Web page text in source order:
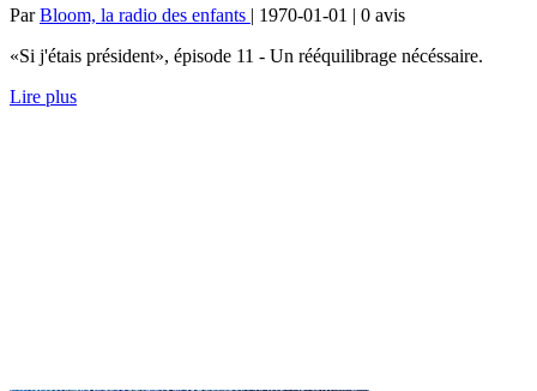
ParBloom, la radio des enfants | 1970-01-01 | 0 avis
«Si j'étais président», épisode 11 - Un rééquilibrage nécéssaire.
Lire plus